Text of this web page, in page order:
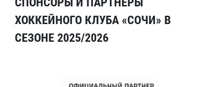
ХОККЕЙНОГО КЛУБА «СОЧИ» В
СЕЗОНЕ 2025/2026